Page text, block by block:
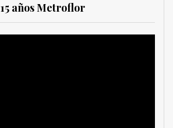
15 años Metroflor